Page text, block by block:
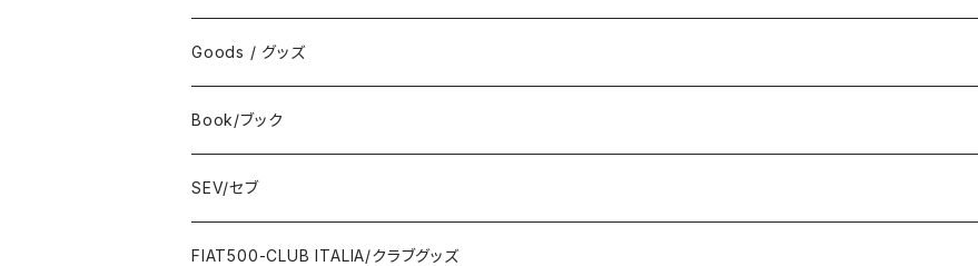
ABARTH
DeAGOSTINI
Giannini
FERRARI
Wear / ウエア
Bag / バッグ
Towel / タオル
Wallet / 財布
Goods / グッズ
Sticker / ステッカー
Badge / バッジ
Lunch box / ランチボックス
Book/ブック
ABARTH/アバルト
KOIDESHIGEKANESHOUKAI/小出茂鐘商会
SEV/セブ
Automobile/自動車
FIAT500-CLUB ITALIA/クラブグッズ